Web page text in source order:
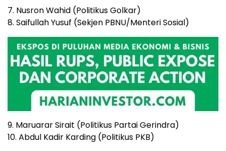
7. Nusron Wahid (Politikus Golkar)
8. Saifullah Yusuf (Sekjen PBNU/Menteri Sosial)
9. Maruarar Sirait (Politikus Partai Gerindra)
10. Abdul Kadir Karding (Politikus PKB)